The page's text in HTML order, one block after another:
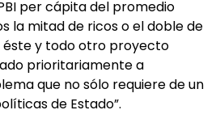
per cápita del promedio
la mitad de ricos o el doble de
y todo otro proyecto
prioritariamente a
que no sólo requiere de un
de Estado”.